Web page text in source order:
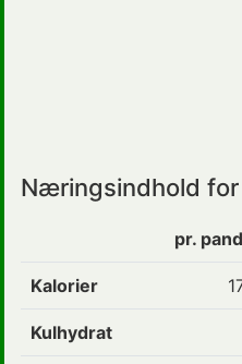
Næringsindhold
pr.
Kalorier
Kulhydrat